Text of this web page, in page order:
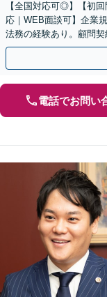
【全国対応可◎】【初
応｜WEB面談可】企業
法務の経験あり。顧問
契約書のリーガルチェ
電話でお問い